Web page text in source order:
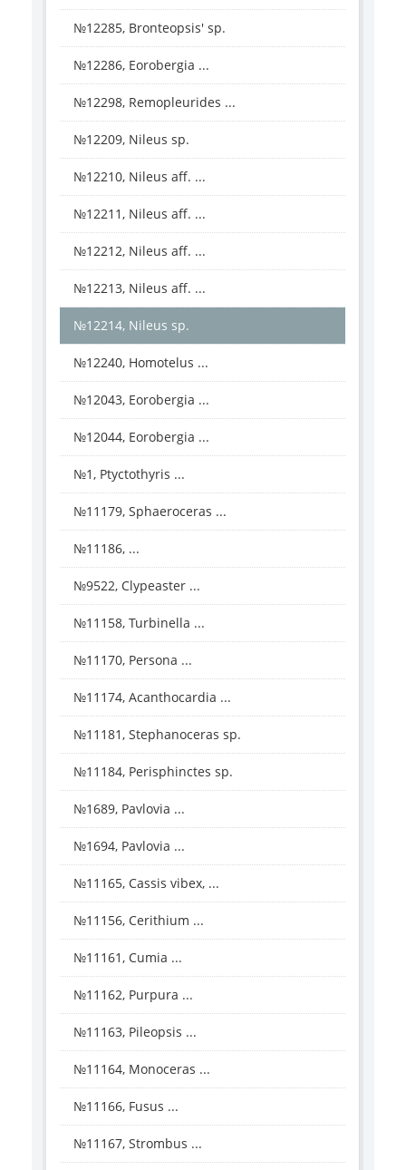
№12285, Bronteopsis' sp.
№12286, Eorobergia ...
№12298, Remopleurides ...
№12209, Nileus sp.
№12210, Nileus aff. ...
№12211, Nileus aff. ...
№12212, Nileus aff. ...
№12213, Nileus aff. ...
№12214, Nileus sp.
№12240, Homotelus ...
№12043, Eorobergia ...
№12044, Eorobergia ...
№1, Ptyctothyris ...
№11179, Sphaeroceras ...
№11186, ...
№9522, Clypeaster ...
№11158, Turbinella ...
№11170, Persona ...
№11174, Acanthocardia ...
№11181, Stephanoceras sp.
№11184, Perisphinctes sp.
№1689, Pavlovia ...
№1694, Pavlovia ...
№11165, Cassis vibex, ...
№11156, Cerithium ...
№11161, Cumia ...
№11162, Purpura ...
№11163, Pileopsis ...
№11164, Monoceras ...
№11166, Fusus ...
№11167, Strombus ...